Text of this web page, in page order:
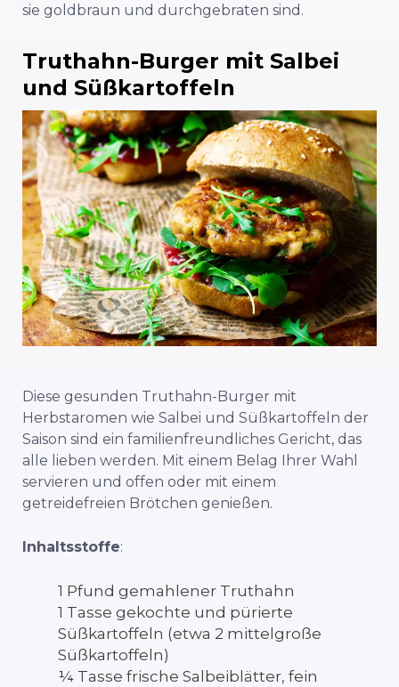
sie goldbraun und durchgebraten sind.
Truthahn-Burger mit Salbei
und Süßkartoffeln
Diese gesunden Truthahn-Burger mit
Herbstaromen wie Salbei und Süßkartoffeln der
Saison sind ein familienfreundliches Gericht, das
alle lieben werden. Mit einem Belag Ihrer Wahl
servieren und offen oder mit einem
getreidefreien Brötchen genießen.
Inhaltsstoffe:
1 Pfund gemahlener Truthahn
1 Tasse gekochte und pürierte
Süßkartoffeln (etwa 2 mittelgroße
Süßkartoffeln)
¼ Tasse frische Salbeiblätter, fein